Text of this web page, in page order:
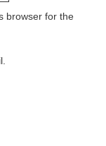
browser for the